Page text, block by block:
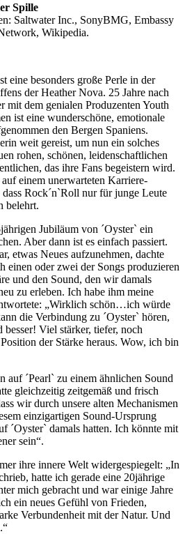
Spille
Saltwater Inc., SonyBMG, Embassy
Wikipedia.
eine besonders große Perle in der
der Heather Nova. 25 Jahre nach
mit dem genialen Produzenten Youth
ist eine wunderschöne, emotionale
den Bergen Spaniens.
weit gereist, um nun ein solches
rohen, schönen, leidenschaftlichen
das ihre Fans begeistern wird.
einem unerwarteten Karriere-
Rock´n`Roll nur für junge Leute
belehrt.
Jubiläum von ´Oyster` ein
Aber dann ist es einfach passiert.
etwas Neues aufzunehmen, dachte
einen oder zwei der Songs produzieren
und den Sound, den wir damals
zu erleben. Ich habe ihm meine
„Wirklich schön…ich würde
die Verbindung zu ´Oyster` hören,
besser! Viel stärker, tiefer, noch
der Stärke heraus. Wow, ich bin
auf ´Pearl` zu einem ähnlichen Sound
gleichzeitig zeitgemäß und frisch
wir durch unsere alten Mechanismen
einzigartigen Sound-Ursprung
´Oyster` damals hatten. Ich könnte mit
sein“.
ihre innere Welt widergespiegelt: „In
hatte ich gerade eine 20jährige
mich gebracht und war einige Jahre
ein neues Gefühl von Frieden,
Verbundenheit mit der Natur. Und